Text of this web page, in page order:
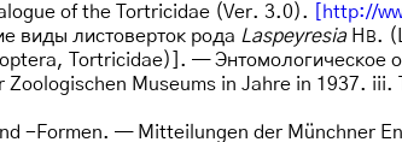
of the Tortricidae (Ver. 3.0). [http://
виды листоверток рода LaspeyresiaH B.
Tortricidae)]. — Энтомологическое
Museums in Jahre in 1937.
-Formen. — Mitteilungen der Münchner